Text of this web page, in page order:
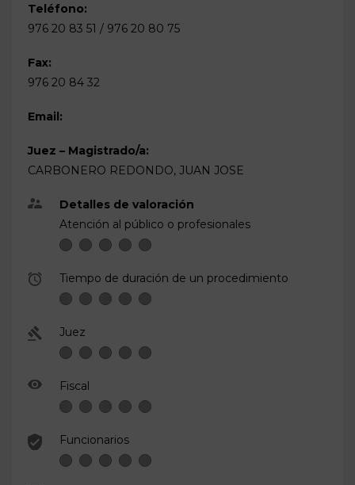
Teléfono:
976 20 83 51 / 976 20 80 75
Fax:
976 20 84 32
Email:
Juez – Magistrado/a:
CARBONERO REDONDO, JUAN JOSE
Detalles de valoración
Atención al público o profesionales
Tiempo de duración de un procedimiento
Juez
Fiscal
Funcionarios